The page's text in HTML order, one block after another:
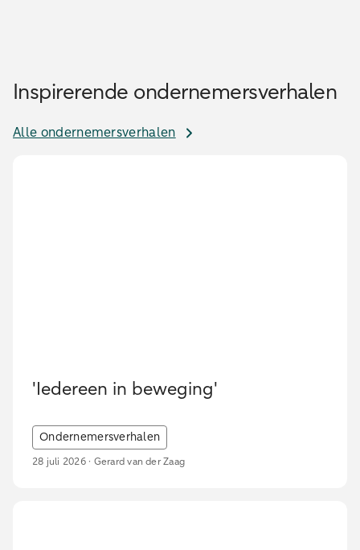
Inspirerende ondernemersverhalen
Alle ondernemersverhalen
'Iedereen in beweging'
Ondernemersverhalen
28 juli 2026 · Gerard van der Zaag